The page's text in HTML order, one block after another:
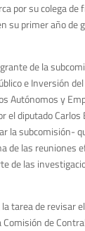
por su colega de
su primer año de
de la
e Inversión
Autónomos y
el diputado
la subcomisión-
de las reuniones
de las
tarea de revisar
de